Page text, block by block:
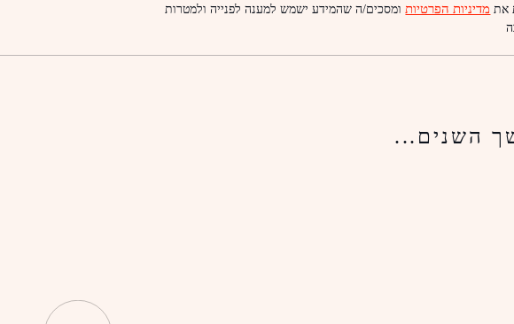
את מדיניות הפרטיותומסכים/ה שהמידע ישמש למענה לפנייה ולמטרות
השנים...